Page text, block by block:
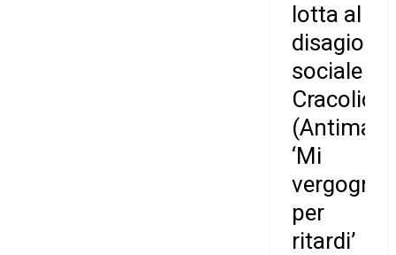
lotta al
disagio
sociale
Cracolici
‘Mi
vergogno
per
ritardi’